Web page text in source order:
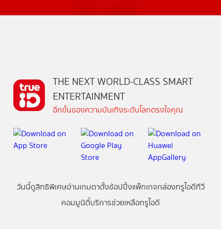
THE NEXT WORLD-CLASS SMART
ENTERTAINMENT
อีกขั้นของความบันเทิงระดับโลกตรงใจคุณ
วันนี้ดูสิทธิพิเศษอ่านเกมตาตั้งช้อปปิ้งแพ็กเกจกล่องทรูไอดีทีวี
คอมมูนิตี้บริการช่วยเหลือทรูไอดี